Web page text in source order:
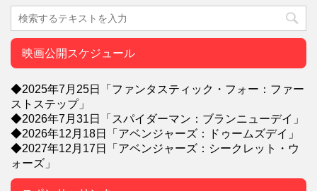
映画公開スケジュール
◆2025年7月25日「ファンタスティック・フォー：ファー
ストステップ」
◆2026年7月31日「スパイダーマン：ブランニューデイ」
◆2026年12月18日「アベンジャーズ：ドゥームズデイ」
◆2027年12月17日「アベンジャーズ：シークレット・ウ
ォーズ」